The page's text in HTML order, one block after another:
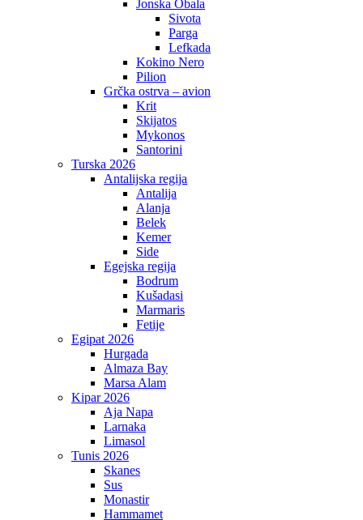
Jonska Obala
Sivota
Parga
Lefkada
Kokino Nero
Pilion
Grčka ostrva – avion
Krit
Skijatos
Mykonos
Santorini
Turska 2026
Antalijska regija
Antalija
Alanja
Belek
Kemer
Side
Egejska regija
Bodrum
Kušadasi
Marmaris
Fetije
Egipat 2026
Hurgada
Almaza Bay
Marsa Alam
Kipar 2026
Aja Napa
Larnaka
Limasol
Tunis 2026
Skanes
Sus
Monastir
Hammamet